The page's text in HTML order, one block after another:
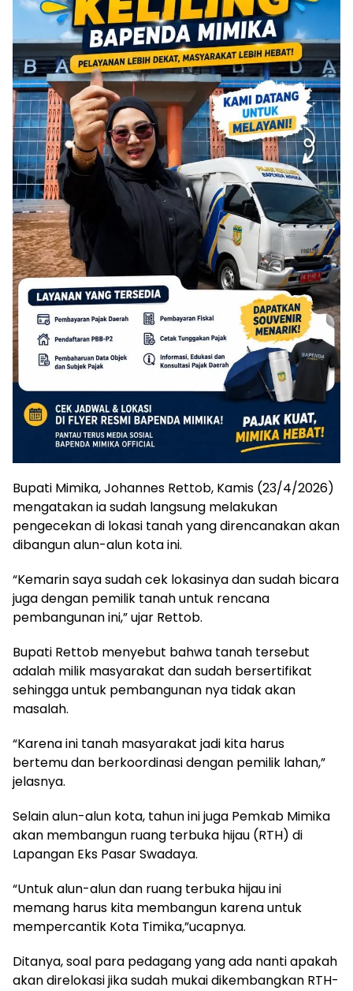
Bupati Mimika, Johannes Rettob, Kamis (23/4/2026)
mengatakan ia sudah langsung melakukan
pengecekan di lokasi tanah yang direncanakan akan
dibangun alun-alun kota ini.
“Kemarin saya sudah cek lokasinya dan sudah bicara
juga dengan pemilik tanah untuk rencana
pembangunan ini,” ujar Rettob.
Bupati Rettob menyebut bahwa tanah tersebut
adalah milik masyarakat dan sudah bersertifikat
sehingga untuk pembangunan nya tidak akan
masalah.
“Karena ini tanah masyarakat jadi kita harus
bertemu dan berkoordinasi dengan pemilik lahan,”
jelasnya.
Selain alun-alun kota, tahun ini juga Pemkab Mimika
akan membangun ruang terbuka hijau (RTH) di
Lapangan Eks Pasar Swadaya.
“Untuk alun-alun dan ruang terbuka hijau ini
memang harus kita membangun karena untuk
mempercantik Kota Timika,”ucapnya.
Ditanya, soal para pedagang yang ada nanti apakah
akan direlokasi jika sudah mukai dikembangkan RTH-